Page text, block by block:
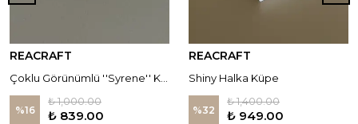
REACRAFT
%16
₺ 1,000.00
₺ 839.00
REACRAFT
Shiny Halka Küpe
%32
₺ 1,400.00
₺ 949.00